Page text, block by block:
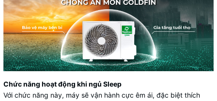
Chức năng hoạt động khi ngủ Sleep
Với chức năng này, máy sẽ vận hành cực êm ái, đặc biệt thích